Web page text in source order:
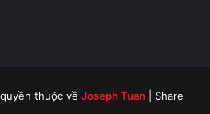
thuộc về Joseph Tuan | Share